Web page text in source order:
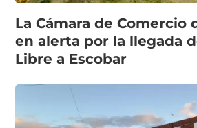
La Cámara de Comercio
en alerta por la llegada
Libre a Escobar